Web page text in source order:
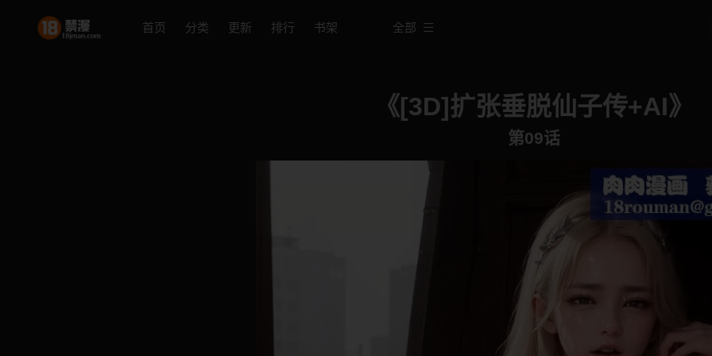
首页 分类 更新 排行 书架 全部
《[3D]扩张垂脱仙子传+AI》
第09话